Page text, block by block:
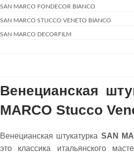
SAN MARCO FONDECOR BIANCO
SAN MARCO STUCCO VENETO BIANCO
SAN MARCO DECORFILM
Венецианская
MARCO Stucco
Венецианская штукатурка SAN
это классика итальянского